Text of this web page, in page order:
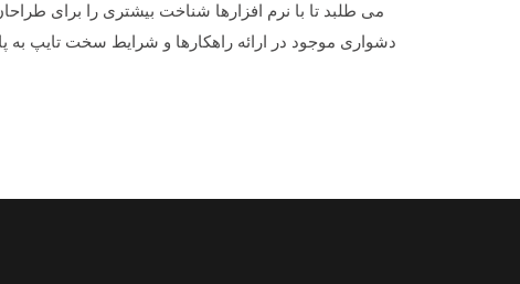
می طلبد تا با نرم افزارها شناخت بیشتری را برای
دشواری موجود در ارائه راهکارها و شرایط سخت تایپ